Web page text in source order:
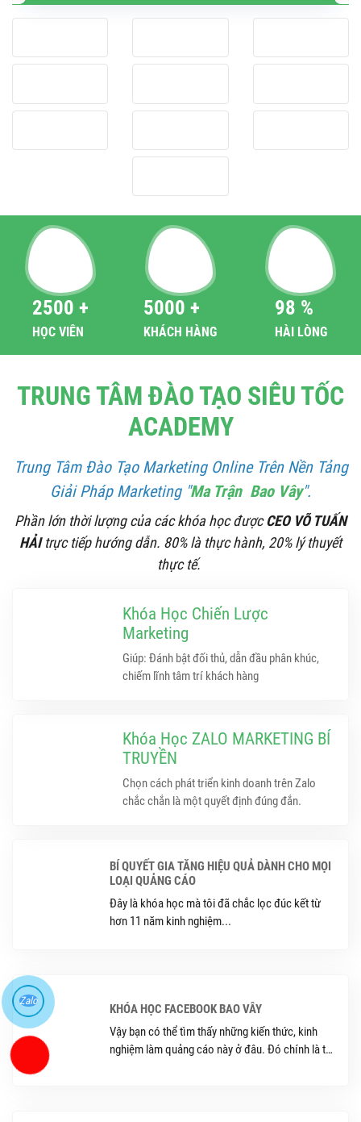
2500 +
HỌC VIÊN
5000 +
KHÁCH HÀNG
98 %
HÀI LÒNG
TRUNG TÂM ĐÀO TẠO SIÊU TỐC
ACADEMY
Trung Tâm Đào Tạo Marketing Online Trên Nền Tảng
Giải Pháp Marketing "Ma Trận Bao Vây".
Phần lớn thời lượng của các khóa học đượcCEO VÕ TUẤN
HẢItrực tiếp hướng dẫn. 80% là thực hành, 20% lý thuyết
thực tế.
Khóa Học Chiến Lược
Marketing
Giúp: Đánh bật đối thủ, dẫn đầu phân khúc,
chiếm lĩnh tâm trí khách hàng
Khóa Học ZALO MARKETING BÍ
TRUYỀN
Chọn cách phát triển kinh doanh trên Zalo
chắc chắn là một quyết định đúng đắn.
BÍ QUYẾT GIA TĂNG HIỆU QUẢ DÀNH CHO MỌI
LOẠI QUẢNG CÁO
Đây là khóa học mà tôi đã chắc lọc đúc kết từ
hơn 11 năm kinh nghiệm...
KHÓA HỌC FACEBOOK BAO VÂY
Vậy bạn có thể tìm thấy những kiến thức, kinh
nghiệm làm quảng cáo này ở đâu. Đó chính là từ
Zalo